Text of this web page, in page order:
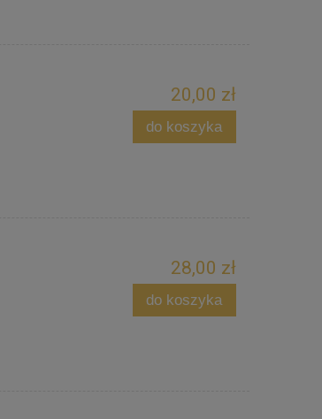
20,00 zł
do koszyka
28,00 zł
do koszyka